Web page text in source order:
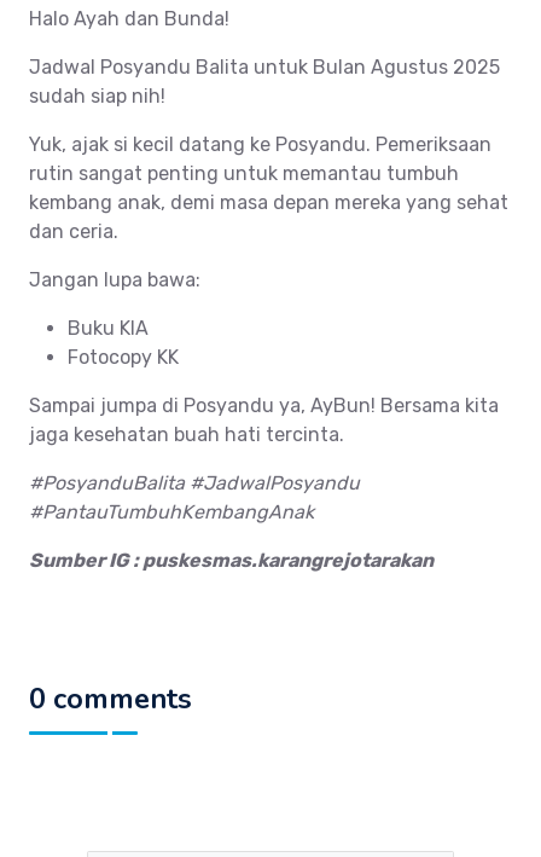
Halo Ayah dan Bunda!
Jadwal Posyandu Balita untuk Bulan Agustus 2025
sudah siap nih!
Yuk, ajak si kecil datang ke Posyandu. Pemeriksaan
rutin sangat penting untuk memantau tumbuh
kembang anak, demi masa depan mereka yang sehat
dan ceria.
Jangan lupa bawa:
Buku KIA
Fotocopy KK
Sampai jumpa di Posyandu ya, AyBun! Bersama kita
jaga kesehatan buah hati tercinta.
#PosyanduBalita #JadwalPosyandu
#PantauTumbuhKembangAnak
Sumber IG : puskesmas.karangrejotarakan
0 comments